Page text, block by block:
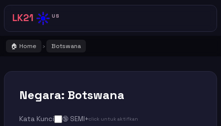
LK21 ☀️ US
🏠 Home › Botswana
Negara: Botswana
Kata Kunci 🔞 SEMI+click untuk aktifkan